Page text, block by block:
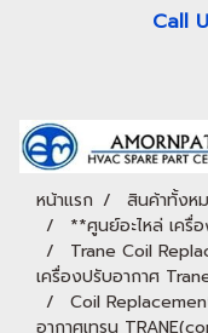
Call
หน้าแรก
สินค้าทั้งห
**ศูนย์อะไหล่ เครื่
Trane Coil
เครื่องปรับอากาศ
Coil
อากาศเทรน